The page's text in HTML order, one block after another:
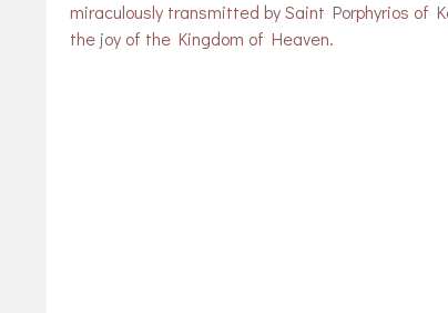
miraculously transmitted by Saint Porphyrios of
the joy of the Kingdom of Heaven.